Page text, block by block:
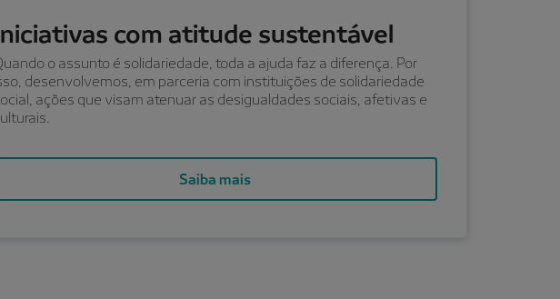
com atitude sustentável
o assunto é solidariedade, toda a ajuda faz a diferença. Por
desenvolvemos, em parceria com instituições de solidariedade
ações que visam atenuar as desigualdades sociais, afetivas e
Saiba mais